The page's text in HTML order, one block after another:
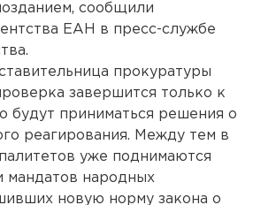
сообщили
ЕАН в пресс-службе
прокуратуры
завершится только к
будут приниматься решения о
реагирования. Между тем в
уже поднимаются
мандатов народных
новую норму закона о